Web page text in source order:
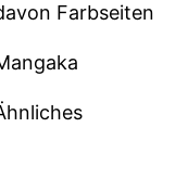
Farbseiten